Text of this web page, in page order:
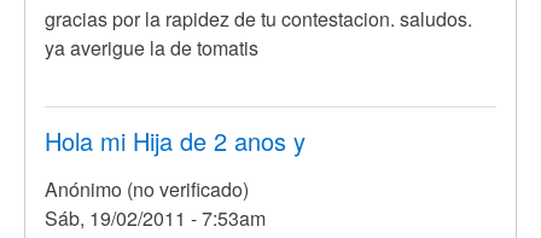
verificado)
En
respuesta
Hola
Evelyn,
terapeutas
por
gracias por la rapidez de tu contestacion. saludos.
ya averigue la de tomatis
Hola mi Hija de 2 anos y
Anónimo (no verificado)
Sáb, 19/02/2011 - 7:53am